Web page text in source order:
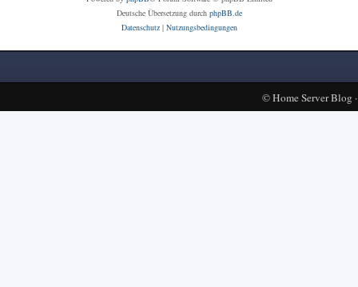
Deutsche Übersetzung durch phpBB.de
Datenschutz| Nutzungsbedingungen
©Home Server Blog